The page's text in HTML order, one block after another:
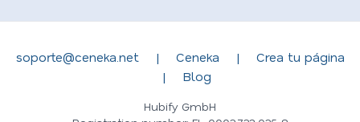
soporte@ceneka.net | Ceneka |
Crea tu página
|
Blog
Hubify GmbH